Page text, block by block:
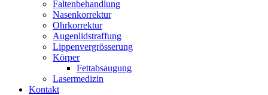
Faltenbehandlung
Nasenkorrektur
Ohrkorrektur
Augenlidstraffung
Lippenvergrösserung
Körper
Fettabsaugung
Lasermedizin
Kontakt